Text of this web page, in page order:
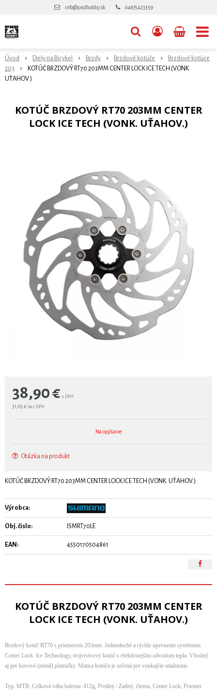
info@pndhobby.sk 046/5423359
Úvod Diely na Bicykel Brzdy Brzdové kotúče
Brzdové kotúce
203
KOTÚČ BRZDOVÝ RT70 203MM CENTER LOCK ICE TECH (VONK.
UŤAHOV.)
KOTÚČ BRZDOVÝ RT70 203MM CENTER
LOCK ICE TECH (VONK. UŤAHOV.)
38,90€ s DPH
31,63 € bez DPH
Na opýtanie
Otázka na produkt
KOTÚČ BRZDOVÝ RT70 203MM CENTER LOCK ICE TECH (VONK. UŤAHOV.)
Výrobca:
Obj. čislo: ISMRT70LE
EAN: 4550170504861
KOTÚČ BRZDOVÝ RT70 203MM CENTER
LOCK ICE TECH (VONK. UŤAHOV.)
Brzdový kotúč RT70 s priemerom 203mm. Jednoduché a rýchle upevnenie systémom
Center Lock. Ice Technology, trojvrstvový kotúč s efektívnejším odvodom tepla. Vhodný
aj pre kovové (metal) platničky. Matica kotúča je určená pre vonkajšie utiahnutie.
Typ: MTB, Celková váha balenia: 412g, Predný / Zadný, čierna, Center Lock, Priemer